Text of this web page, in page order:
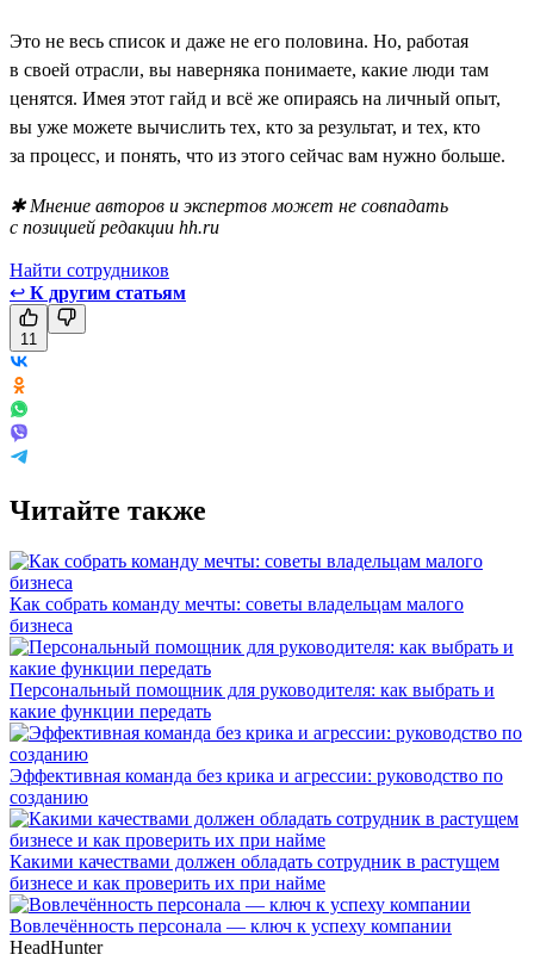
Это не весь список и даже не его половина. Но, работая
в своей отрасли, вы наверняка понимаете, какие люди там
ценятся. Имея этот гайд и всё же опираясь на личный опыт,
вы уже можете вычислить тех, кто за результат, и тех, кто
за процесс, и понять, что из этого сейчас вам нужно больше.
✱ Мнение авторов и экспертов может не совпадать
с позицией редакции hh.ru
Найти сотрудников
↩ К другим статьям
11
Читайте также
Как собрать команду мечты: советы владельцам малого
бизнеса
Персональный помощник для руководителя: как выбрать и
какие функции передать
Эффективная команда без крика и агрессии: руководство по
созданию
Какими качествами должен обладать сотрудник в растущем
бизнесе и как проверить их при найме
Вовлечённость персонала — ключ к успеху компании
HeadHunter